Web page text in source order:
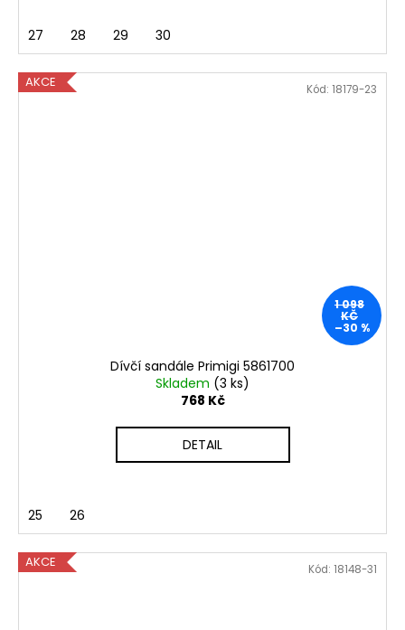
27 28 29 30
AKCE
1 098
KČ
–30 %
Dívčí sandále Primigi 5861700
Skladem (3 ks)
768 Kč
DETAIL
25 26
Kód: 18179-23
AKCE Kód: 18148-31